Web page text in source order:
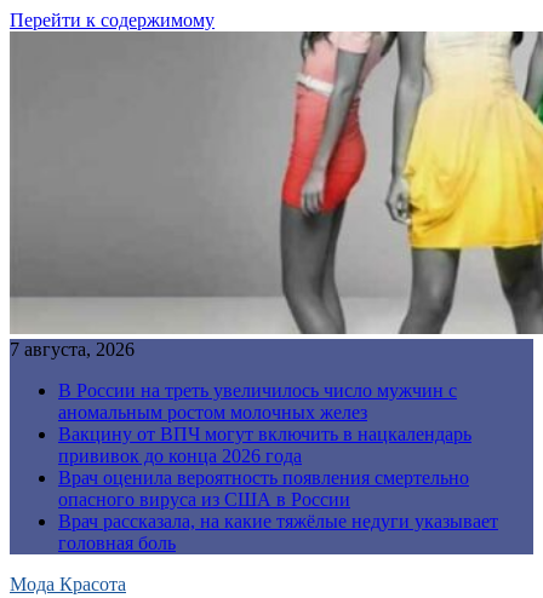
Перейти к содержимому
7 августа, 2026
В России на треть увеличилось число мужчин с
аномальным ростом молочных желез
Вакцину от ВПЧ могут включить в нацкалендарь
прививок до конца 2026 года
Врач оценила вероятность появления смертельно
опасного вируса из США в России
Врач рассказала, на какие тяжёлые недуги указывает
головная боль
Мода Красота